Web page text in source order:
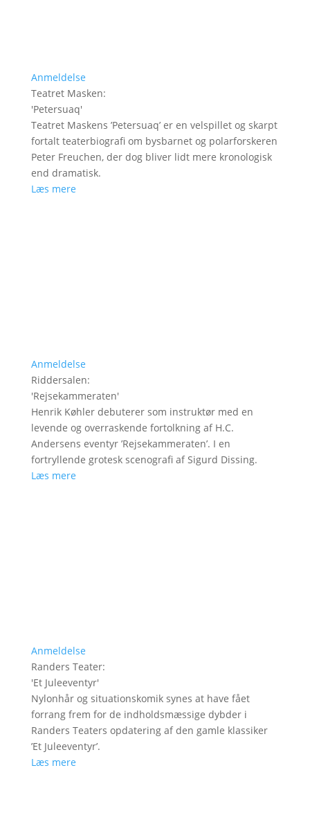
Anmeldelse
Teatret Masken:
'Petersuaq'
Teatret Maskens ’Petersuaq’ er en velspillet og skarpt
fortalt teaterbiografi om bysbarnet og polarforskeren
Peter Freuchen, der dog bliver lidt mere kronologisk
end dramatisk.
Læs mere
Anmeldelse
Riddersalen:
'Rejsekammeraten'
Henrik Køhler debuterer som instruktør med en
levende og overraskende fortolkning af H.C.
Andersens eventyr ’Rejsekammeraten’. I en
fortryllende grotesk scenografi af Sigurd Dissing.
Læs mere
Anmeldelse
Randers Teater:
'Et Juleeventyr'
Nylonhår og situationskomik synes at have fået
forrang frem for de indholdsmæssige dybder i
Randers Teaters opdatering af den gamle klassiker
’Et Juleeventyr’.
Læs mere